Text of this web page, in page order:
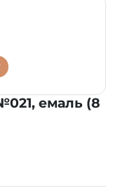
емаль (8